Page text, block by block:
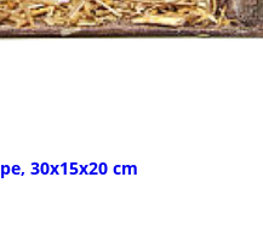
30x15x20 cm